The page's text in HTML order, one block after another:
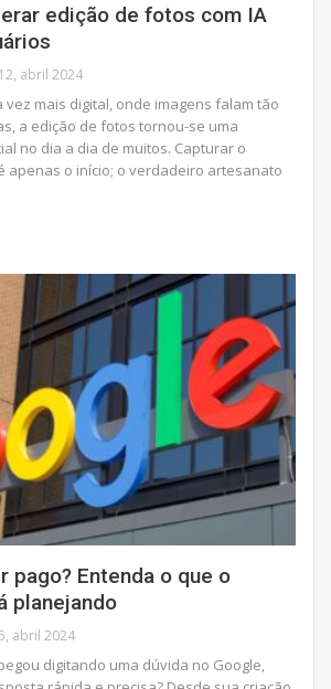
edição de fotos com IA
12, abril 2024
vez mais digital, onde imagens falam tão
a edição de fotos tornou-se uma
no dia a dia de muitos. Capturar o
apenas o início; o verdadeiro artesanato
pago? Entenda o que o
planejando
abril 2024
digitando uma dúvida no Google,